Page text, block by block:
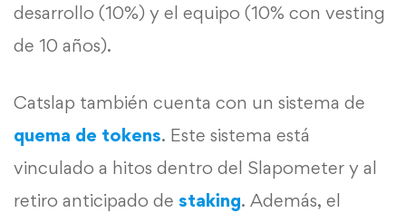
desarrollo (10%) y el equipo (10% con vesting
de 10 años).
Catslap también cuenta con un sistema de
quema de tokens. Este sistema está
vinculado a hitos dentro del Slapometer y al
retiro anticipado de staking. Además, el